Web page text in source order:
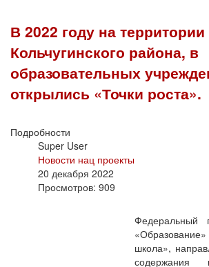
В 2022 году на территории
Кольчугинского района, в
образовательных
открылись «Точки роста».
Подробности
Super User
Новости нац проекты
20 декабря 2022
Просмотров: 909
Федеральный
школа»,
содержания